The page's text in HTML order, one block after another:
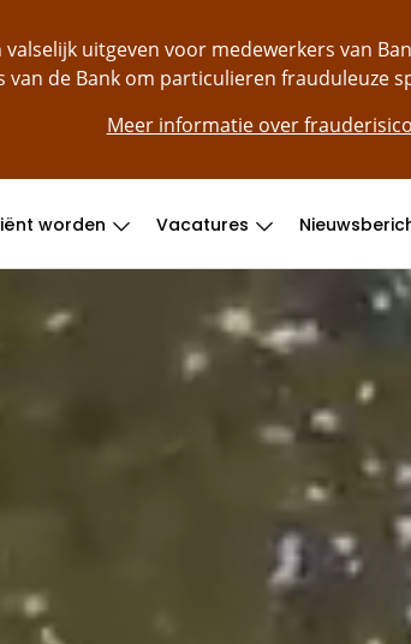
valselijk uitgeven voor medewerkers van
van de Bank om particulieren frauduleuze
Meer informatie over
worden Vacatures